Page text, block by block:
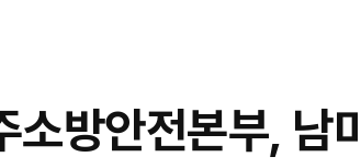
소방안전본부, 남